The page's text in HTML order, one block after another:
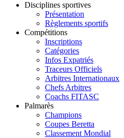
Disciplines sportives
Présentation
Règlements sportifs
Compétitions
Inscriptions
Catégories
Infos Expatriés
Traceurs Officiels
Arbitres Internationaux
Chefs Arbitres
Coachs FITASC
Palmarès
Champions
Coupes Beretta
Classement Mondial